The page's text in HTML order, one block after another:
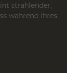
strahlender,
während Ihres